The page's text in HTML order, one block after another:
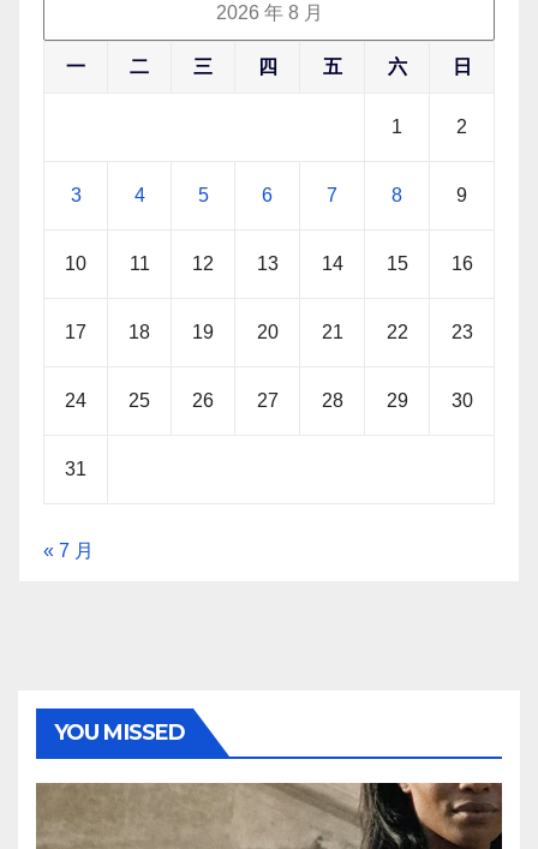
2026 年 8 月
一 二 三 四 五 六 日
1 2
3 4 5 6 7 8 9
10 11 12 13 14 15 16
17 18 19 20 21 22 23
24 25 26 27 28 29 30
31
« 7 月
YOU MISSED